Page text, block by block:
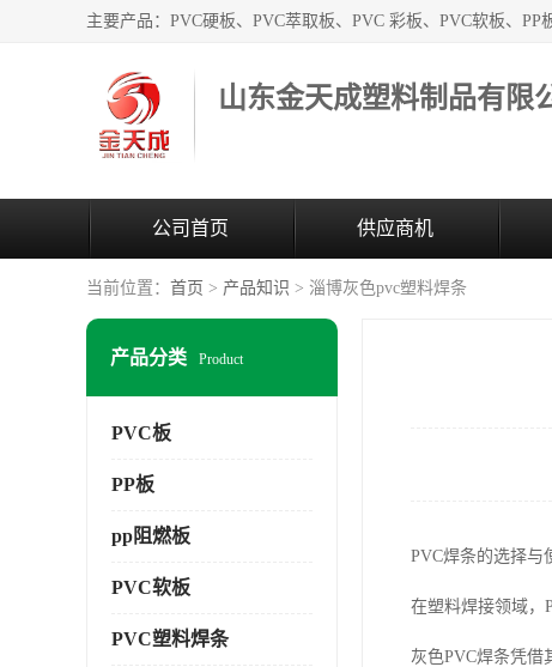
山东金天成塑料制品有限
公司首页 供应商机
当前位置： 首页 > 产品知识 > 淄博灰色pvc塑料焊条
产品分类 Product
PVC板
PP板
pp阻燃板
PVC软板
PVC塑料焊条
PVC焊条的选择与
在塑料焊接领域，
灰色PVC焊条凭借